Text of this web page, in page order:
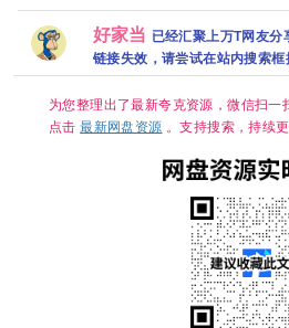
到了异世界
就拿出真本
事 开播2集
外 夸克
【李知恩、
边佑锡｜喜
剧/爱情】夸
克
探
好家当 已经汇聚上万T网友
链接失效，请尝试在站内搜索框
为您整理出了最新夸克资源，微信扫
点击最新网盘资源 。支持搜索，持续